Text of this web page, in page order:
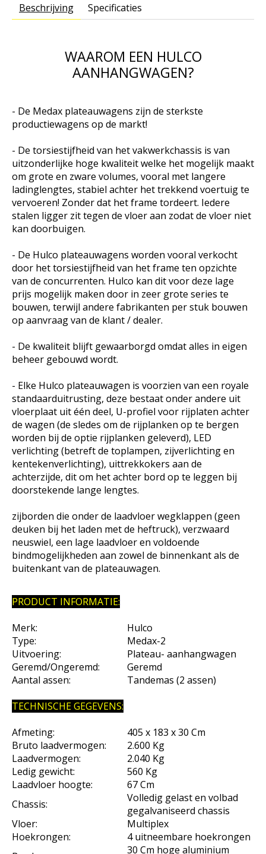
Beschrijving Specificaties
WAAROM EEN HULCO
AANHANGWAGEN?
- De Medax plateauwagens zijn de sterkste
productiewagens op de markt!
- De torsiestijfheid van het vakwerkchassis is van
uitzonderlijke hoge kwaliteit welke het mogelijk maakt
om grote en zware volumes, vooral met langere
ladinglengtes, stabiel achter het trekkend voertuig te
vervoeren! Zonder dat het frame tordeert. Iedere
stalen ligger zit tegen de vloer aan zodat de vloer niet
kan doorbuigen.
- De Hulco plateauwagens worden vooral verkocht
door het torsiestijfheid van het frame ten opzichte
van de concurrenten. Hulco kan dit voor deze lage
prijs mogelijk maken door in zeer grote series te
bouwen, terwijl andere fabrikanten per stuk bouwen
op aanvraag van de klant / dealer.
- De kwaliteit blijft gewaarborgd omdat alles in eigen
beheer gebouwd wordt.
- Elke Hulco plateauwagen is voorzien van een royale
standaarduitrusting, deze bestaat onder andere uit
vloerplaat uit één deel, U-profiel voor rijplaten achter
de wagen (de sledes om de rijplanken op te bergen
worden bij de optie rijplanken geleverd), LED
verlichting (betreft de toplampen, zijverlichting en
kentekenverlichting), uittrekkokers aan de
achterzijde, dit om het achter bord op te leggen bij
doorstekende lange lengtes.
zijborden die onder de laadvloer wegklappen (geen
deuken bij het laden met de heftruck), verzwaard
neuswiel, een lage laadvloer en voldoende
bindmogelijkheden aan zowel de binnenkant als de
buitenkant van de plateauwagen.
PRODUCT INFORMATIE:
Merk:
Hulco
Type:
Medax-2
Uitvoering:
Plateau- aanhangwagen
Geremd/Ongeremd:
Geremd
Aantal assen:
Tandemas (2 assen)
TECHNISCHE GEGEVENS:
Afmeting:
405 x 183 x 30 Cm
Bruto laadvermogen:
2.600 Kg
Laadvermogen:
2.040 Kg
Ledig gewicht:
560 Kg
Laadvloer hoogte:
67 Cm
Chassis:
Volledig gelast en volbad
gegalvaniseerd chassis
Vloer:
Multiplex
Hoekrongen:
4 uitneembare hoekrongen
30 Cm hoge aluminium